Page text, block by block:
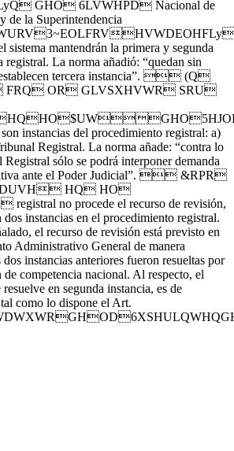
GHO 6LVWHPD Nacional de
de la Superintendencia
sistema mantendrán la primera y segunda
registral. La norma añadió: “quedan sin
establecen tercera instancia”.  (Q
FRQ OR GLVSXHVWR SRU
instancias del procedimiento registral: a)
Registral. La norma añade: “contra lo
sólo se podrá interponer demanda
ante el Poder Judicial”.  &RPR
HQ HO
registral no procede el recurso de revisión,
instancias en el procedimiento registral.
el recurso de revisión está previsto en
Administrativo General de manera
instancias anteriores fueron resueltas por
de competencia nacional. Al respecto, el
en segunda instancia, es de
como lo dispone el Art.